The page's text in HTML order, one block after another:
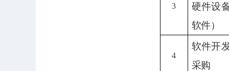
3
硬件设
软件）
4
软件开
采购